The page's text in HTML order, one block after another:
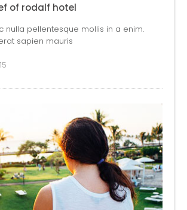
of rodalf hotel
nulla pellentesque mollis in a enim.
sapien mauris